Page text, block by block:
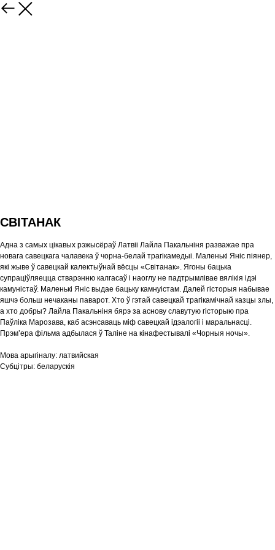
СВІТАНАК
Адна з самых цікавых рэжысёраў Латвіі Лайла Пакальніня разважае пра
новага савецкага чалавека ў чорна-белай трагікамедыі. Маленькі Яніс піянер,
які жыве ў савецкай калектыўнай вёсцы «Світанак». Ягоны бацька
супраціўляецца стварэнню калгасаў і наоглу не падтрымлівае вялікія ідэі
камуністаў. Маленькі Яніс выдае бацьку камнуістам. Далей гісторыя набывае
яшчэ больш нечаканы паварот. Хто ў гэтай савецкай трагікамічнай казцы злы,
а хто добры? Лайла Пакальніня бярэ за аснову славутую гісторыю пра
Паўліка Марозава, каб асэнсаваць міф савецкай ідэалогіі і маральнасці.
Прэм’ера фільма адбылася ў Таліне на кінафестывалі «Чорныя ночы».
Мова арыгіналу: латвийская
Субцітры: беларускія